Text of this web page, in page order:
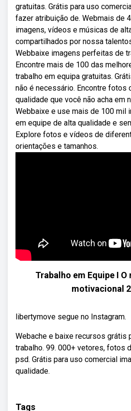
gratuitas. Grátis para uso
fazer atribuição de. Webmais de
imagens, vídeos e músicas de
compartilhados por nossa
Webbaixe imagens perfeitas de
Encontre mais de 100 das
trabalho em equipa gratuitas.
não é necessário. Encontre fotos
qualidade que você não acha em
Webbaixe e use mais de 100 mil
em equipe de alta qualidade e
Explore fotos e vídeos de
orientações e tamanhos.
Trabalho em Equipe I
motivacional
libertymove segue no Instagram.
Webache e baixe recursos grátis
trabalho. 99. 000+ vetores, fotos
psd. Grátis para uso comercial
qualidade.
Tags